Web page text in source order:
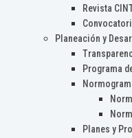
Revista
Planeación y
Programa
Planes y